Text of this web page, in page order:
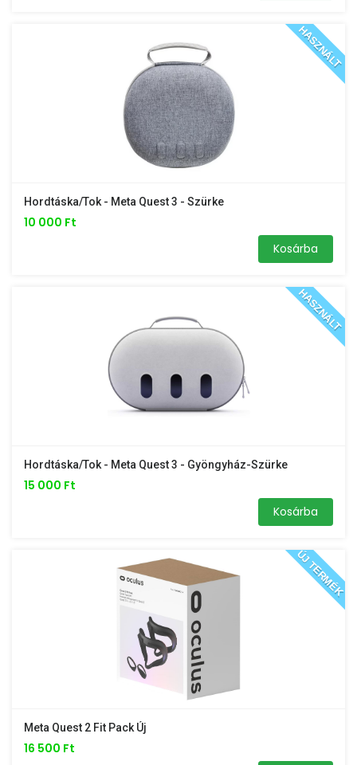
HASZNÁLT
Hordtáska/tok - Meta Quest 3 - Szürke
10 000 Ft
Kosárba
HASZNÁLT
Hordtáska/tok - Meta Quest 3 - Gyöngyház-Szürke
15 000 Ft
Kosárba
ÚJ TERMÉK
Meta Quest 2 Fit Pack Új
16 500 Ft